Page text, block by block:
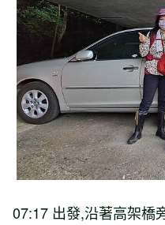
07:17 出發,沿著高架橋